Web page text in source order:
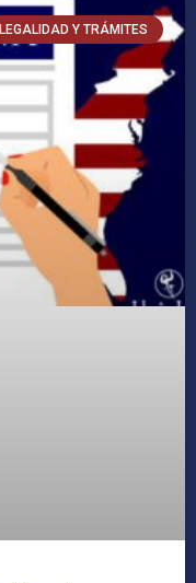
LEGALIDAD Y TRÁMITES